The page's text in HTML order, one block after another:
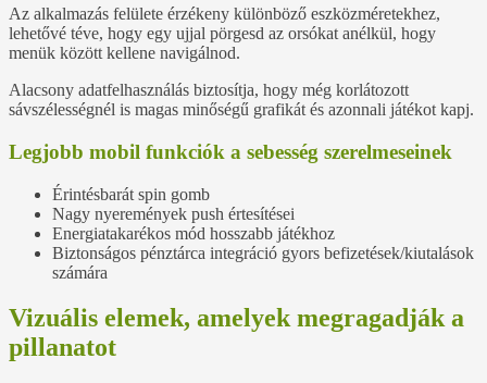
Az alkalmazás felülete érzékeny különböző eszközméretekhez,
lehetővé téve, hogy egy ujjal pörgesd az orsókat anélkül, hogy
menük között kellene navigálnod.
Alacsony adatfelhasználás biztosítja, hogy még korlátozott
sávszélességnél is magas minőségű grafikát és azonnali játékot kapj.
Legjobb mobil funkciók a sebesség szerelmeseinek
Érintésbarát spin gomb
Nagy nyeremények push értesítései
Energiatakarékos mód hosszabb játékhoz
Biztonságos pénztárca integráció gyors befizetések/kiutalások
számára
Vizuális elemek, amelyek megragadják a
pillanatot